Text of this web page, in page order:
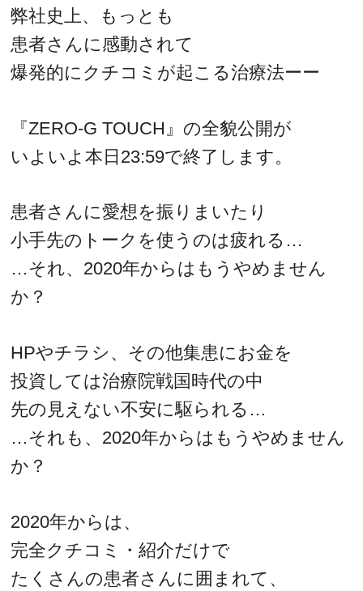
弊社史上、もっとも
患者さんに感動されて
爆発的にクチコミが起こる治療法ーー
『ZERO-G TOUCH』の全貌公開が
いよいよ本日23:59で終了します。
患者さんに愛想を振りまいたり
小手先のトークを使うのは疲れる…
…それ、2020年からはもうやめません
か？
HPやチラシ、その他集患にお金を
投資しては治療院戦国時代の中
先の見えない不安に駆られる…
…それも、2020年からはもうやめません
か？
2020年からは、
完全クチコミ・紹介だけで
たくさんの患者さんに囲まれて、